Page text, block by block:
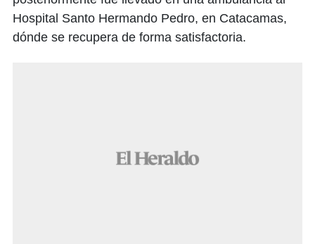
Hospital Santo Hermando Pedro, en Catacamas,
dónde se recupera de forma satisfactoria.